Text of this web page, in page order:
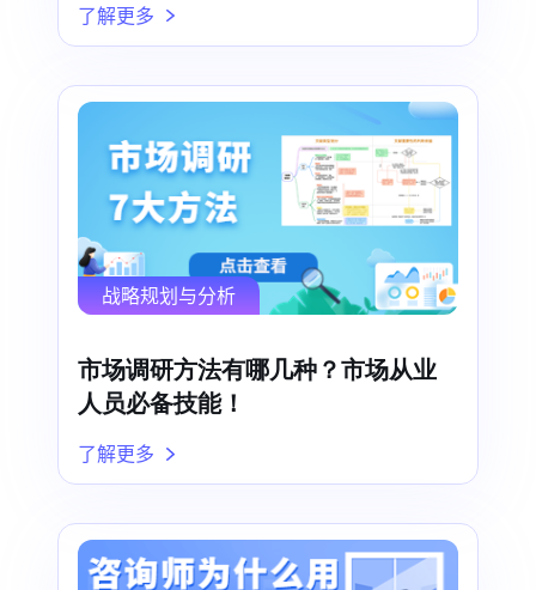
了解更多
战略规划与分析
市场调研方法有哪几种？市场从业
人员必备技能！
了解更多